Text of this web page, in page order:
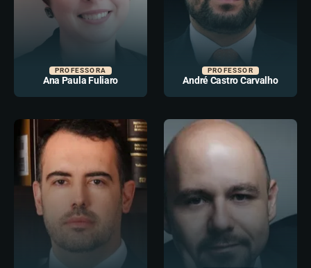
PROFESSORA
Ana Paula Fuliaro
PROFESSOR
André Castro Carvalho